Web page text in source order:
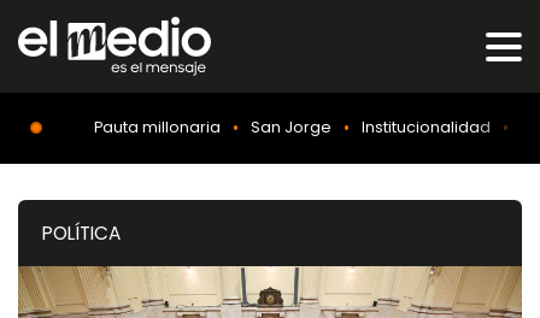
Pauta millonaria San Jorge Institucionalidad
POLÍTICA